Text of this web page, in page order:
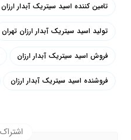
تامین کننده اسید سیتریک آبدار
تولید اسید سیتریک آبدار ارزان تهران
فروش اسید سیتریک آبدار ارزان
فروشنده اسید سیتریک آبدار ارزان